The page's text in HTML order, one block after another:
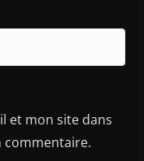
et mon site dans
commentaire.